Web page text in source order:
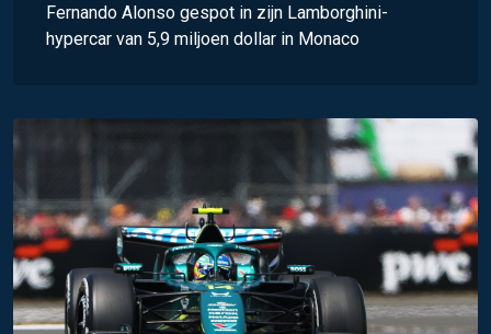
Fernando Alonso gespot in zijn Lamborghini-
hypercar van 5,9 miljoen dollar in Monaco